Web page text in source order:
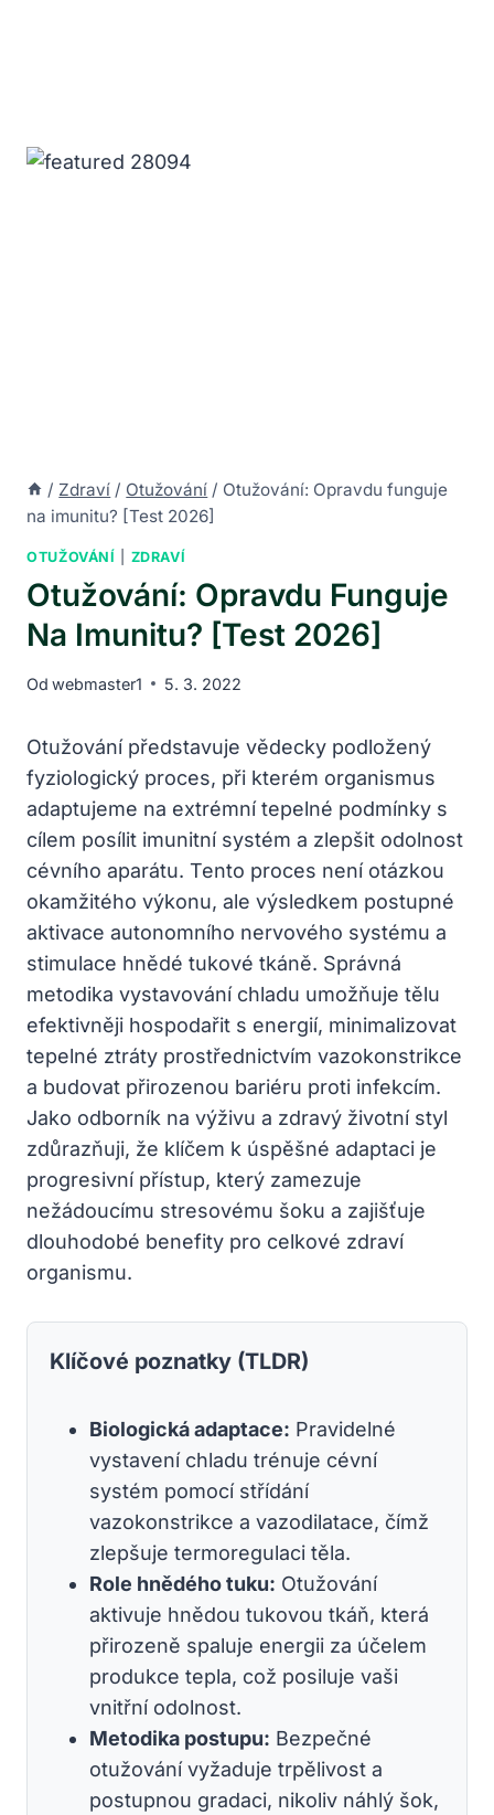
/ Zdraví / Otužování / Otužování: Opravdu funguje
na imunitu? [Test 2026]
OTUŽOVÁNÍ ZDRAVÍ
Otužování: Opravdu Funguje
Na Imunitu? [Test 2026]
Od webmaster1 5. 3. 2022
Otužování představuje vědecky podložený
fyziologický proces, při kterém organismus
adaptujeme na extrémní tepelné podmínky s
cílem posílit imunitní systém a zlepšit odolnost
cévního aparátu. Tento proces není otázkou
okamžitého výkonu, ale výsledkem postupné
aktivace autonomního nervového systému a
stimulace hnědé tukové tkáně. Správná
metodika vystavování chladu umožňuje tělu
efektivněji hospodařit s energií, minimalizovat
tepelné ztráty prostřednictvím vazokonstrikce
a budovat přirozenou bariéru proti infekcím.
Jako odborník na výživu a zdravý životní styl
zdůrazňuji, že klíčem k úspěšné adaptaci je
progresivní přístup, který zamezuje
nežádoucímu stresovému šoku a zajišťuje
dlouhodobé benefity pro celkové zdraví
organismu.
Klíčové poznatky (TLDR)
Biologická adaptace: Pravidelné
vystavení chladu trénuje cévní
systém pomocí střídání
vazokonstrikce a vazodilatace, čímž
zlepšuje termoregulaci těla.
Role hnědého tuku: Otužování
aktivuje hnědou tukovou tkáň, která
přirozeně spaluje energii za účelem
produkce tepla, což posiluje vaši
vnitřní odolnost.
Metodika postupu: Bezpečné
otužování vyžaduje trpělivost a
postupnou gradaci, nikoliv náhlý šok,